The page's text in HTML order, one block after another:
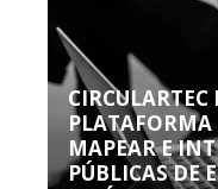
MAPEAR E
PÚBLICAS DE